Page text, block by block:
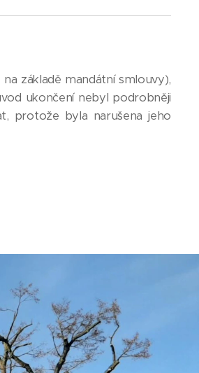
základě mandátní smlouvy),
ukončení nebyl podrobněji
protože byla narušena jeho